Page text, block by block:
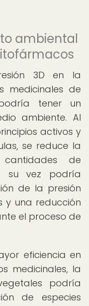
ambiental
3D en la
medicinales de
tener un
ambiente. Al
activos y
se reduce la
de
su vez podría
de la presión
y una reducción
el proceso de
eficiencia en
medicinales, la
podría
de especies